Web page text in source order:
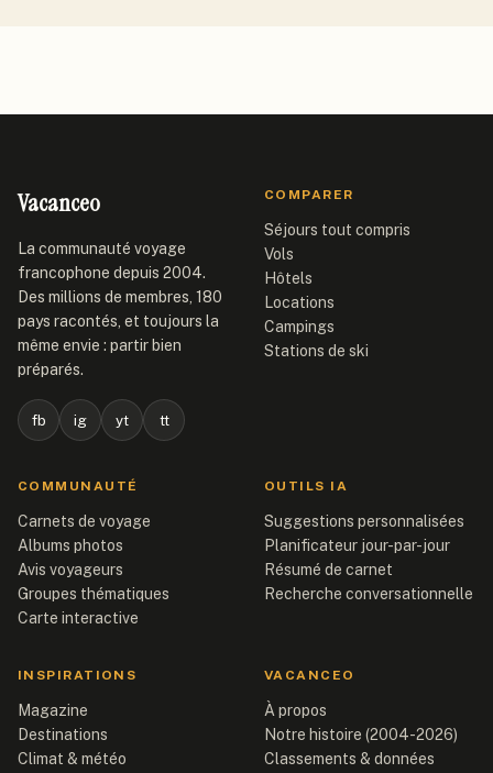
Vacanceo
La communauté voyage
francophone depuis 2004.
Des millions de membres, 180
pays racontés, et toujours la
même envie : partir bien
préparés.
fb ig yt tt
COMPARER
Séjours tout compris
Vols
Hôtels
Locations
Campings
Stations de ski
COMMUNAUTÉ
Carnets de voyage
Albums photos
Avis voyageurs
Groupes thématiques
Carte interactive
OUTILS IA
Suggestions personnalisées
Planificateur jour-par-jour
Résumé de carnet
Recherche conversationnelle
INSPIRATIONS
Magazine
Destinations
Climat & météo
VACANCEO
À propos
Notre histoire (2004-2026)
Classements & données